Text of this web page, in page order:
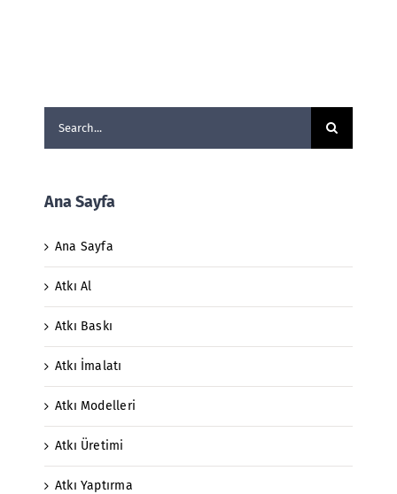
Ana Sayfa
Ana Sayfa
Atkı Al
Atkı Baskı
Atkı İmalatı
Atkı Modelleri
Atkı Üretimi
Atkı Yaptırma